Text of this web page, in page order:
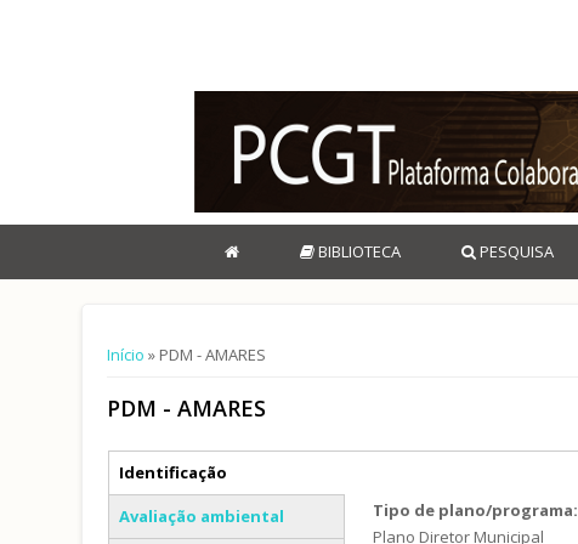
BIBLIOTECA PESQUISA
Está aqui
Início » PDM - AMARES
PDM - AMARES
Separadores verticais
Identificação
(separador ativo)
Avaliação ambiental
Tipo de plano/programa:
Plano Diretor Municipal